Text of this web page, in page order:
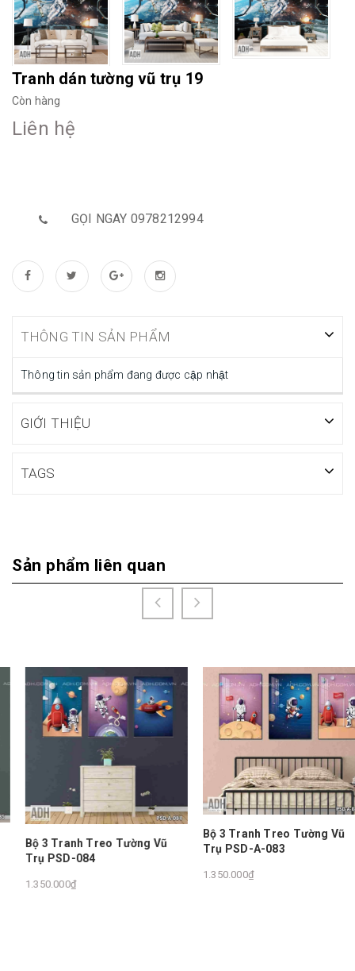
Tranh dán tường vũ trụ 19
Còn hàng
Liên hệ
GỌI NGAY 0978212994
THÔNG TIN SẢN PHẨM
Thông tin sản phẩm đang được cập nhật
GIỚI THIỆU
TAGS
Sản phẩm liên quan
Bộ 3 Tranh Treo Tường Vũ
Trụ PSD-084
1.350.000₫
Bộ 3 Tranh Treo Tường Vũ
Trụ PSD-A-083
1.350.000₫